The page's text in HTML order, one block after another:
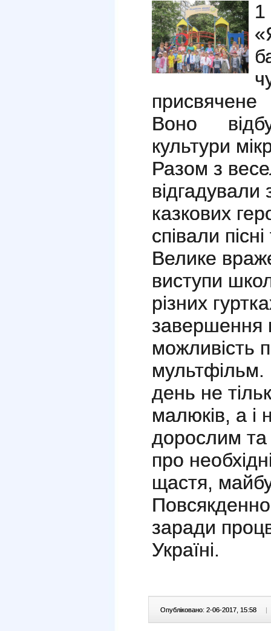
Воно
культури
Разом з
відгадували
казкових
співали
Велике
виступи
різних
завершення
можливість
мультфільм.
день не
малюків, а і
дорослим та
про
щастя,
заради
Україні.
Опубліковано: 2-06-2017, 15:58